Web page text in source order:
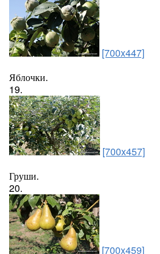
[700x447]
Яблочки.
19.
[700x457]
Груши.
20.
[700x459]